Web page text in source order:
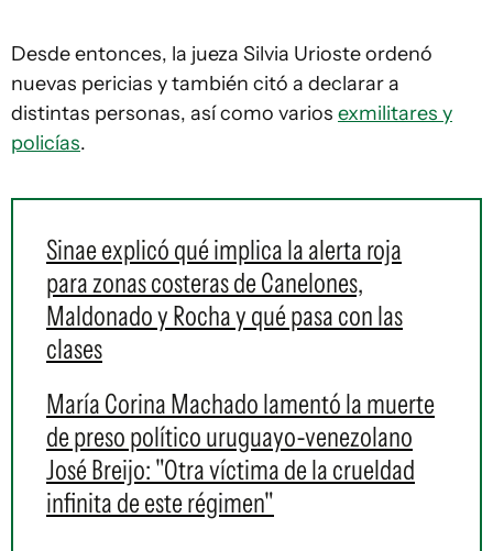
Desde entonces, la jueza Silvia Urioste ordenó
nuevas pericias y también citó a declarar a
distintas personas, así como varios exmilitares y
policías.
Sinae explicó qué implica la alerta roja
para zonas costeras de Canelones,
Maldonado y Rocha y qué pasa con las
clases
María Corina Machado lamentó la muerte
de preso político uruguayo-venezolano
José Breijo: "Otra víctima de la crueldad
infinita de este régimen"